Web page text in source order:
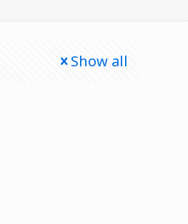
Show all